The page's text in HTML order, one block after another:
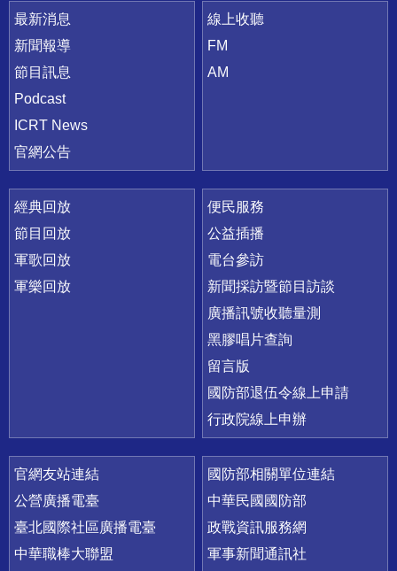
最新消息
新聞報導
節目訊息
Podcast
ICRT News
官網公告
線上收聽
FM
AM
經典回放
節目回放
軍歌回放
軍樂回放
便民服務
公益插播
電台參訪
新聞採訪暨節目訪談
廣播訊號收聽量測
黑膠唱片查詢
留言版
國防部退伍令線上申請
行政院線上申辦
官網友站連結
公營廣播電臺
臺北國際社區廣播電臺
中華職棒大聯盟
國防部相關單位連結
中華民國國防部
政戰資訊服務網
軍事新聞通訊社